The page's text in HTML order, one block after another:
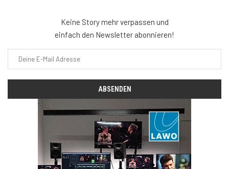
Keine Story mehr verpassen und
einfach den Newsletter abonnieren!